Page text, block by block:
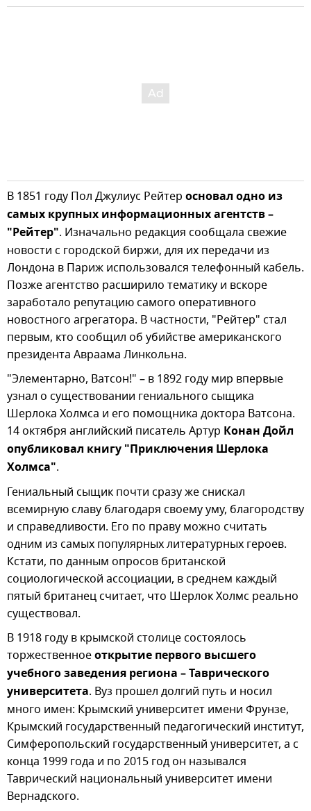
В 1851 году Пол Джулиус Рейтер основал одно из
самых крупных информационных агентств –
"Рейтер". Изначально редакция сообщала свежие
новости с городской биржи, для их передачи из
Лондона в Париж использовался телефонный кабель.
Позже агентство расширило тематику и вскоре
заработало репутацию самого оперативного
новостного агрегатора. В частности, "Рейтер" стал
первым, кто сообщил об убийстве американского
президента Авраама Линкольна.
"Элементарно, Ватсон!" – в 1892 году мир впервые
узнал о существовании гениального сыщика
Шерлока Холмса и его помощника доктора Ватсона.
14 октября английский писатель Артур Конан Дойл
опубликовал книгу "Приключения Шерлока
Холмса".
Гениальный сыщик почти сразу же снискал
всемирную славу благодаря своему уму, благородству
и справедливости. Его по праву можно считать
одним из самых популярных литературных героев.
Кстати, по данным опросов британской
социологической ассоциации, в среднем каждый
пятый британец считает, что Шерлок Холмс реально
существовал.
В 1918 году в крымской столице состоялось
торжественноеоткрытие первого высшего
учебного заведения региона – Таврического
университета. Вуз прошел долгий путь и носил
много имен: Крымский университет имени Фрунзе,
Крымский государственный педагогический институт,
Симферопольский государственный университет, а с
конца 1999 года и по 2015 год он назывался
Таврический национальный университет имени
Вернадского.